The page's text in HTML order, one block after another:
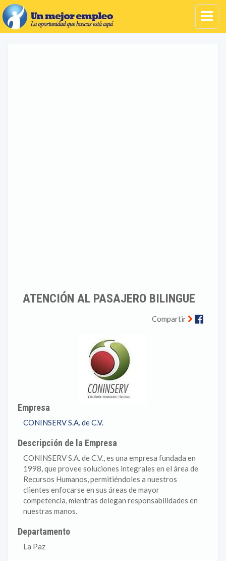
ATENCIÓN AL PASAJERO BILINGUE
Compartir
Empresa
CONINSERV S.A. de C.V.
Descripción de la Empresa
CONINSERV S.A. de C.V., es una empresa fundada en
1998, que provee soluciones integrales en el área de
Recursos Humanos, permitiéndoles a nuestros
clientes enfocarse en sus áreas de mayor
competencia, mientras delegan responsabilidades en
nuestras manos.
Departamento
La Paz